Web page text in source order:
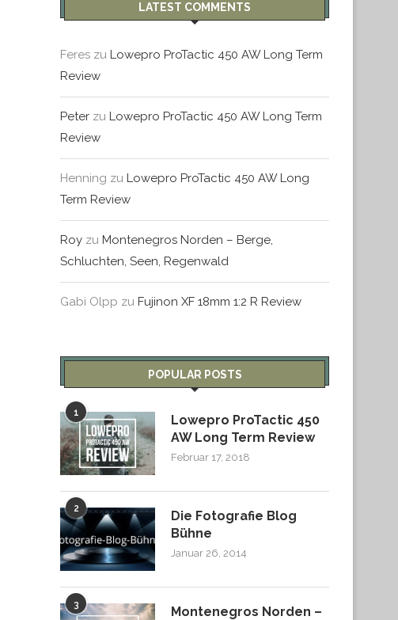
LATEST COMMENTS
Feres zu Lowepro ProTactic 450 AW Long Term
Review
Peter zu Lowepro ProTactic 450 AW Long Term
Review
Henning zu Lowepro ProTactic 450 AW Long
Term Review
Roy zu Montenegros Norden – Berge,
Schluchten, Seen, Regenwald
Gabi Olpp zu Fujinon XF 18mm 1:2 R Review
POPULAR POSTS
1
Lowepro ProTactic 450
AW Long Term Review
Februar 17, 2018
2
Die Fotografie Blog
Bühne
Januar 26, 2014
3
Montenegros Norden –